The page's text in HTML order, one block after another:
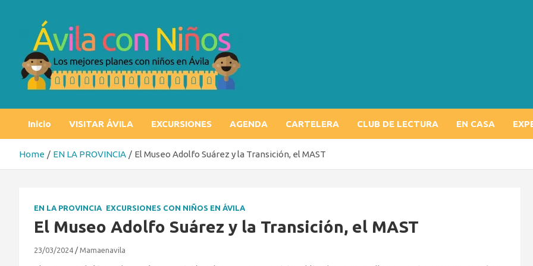
Inicio VISITAR ÁVILA EXCURSIONES AGENDA CARTELERA CLUB DE LECTURA EN CASA
Home EN LA PROVINCIA El Museo Adolfo Suárez y la Transición, el MAST
EN LA PROVINCIA EXCURSIONES CON NIÑOS EN ÁVILA
El Museo Adolfo Suárez y la Transición, el MAST
23/03/2024 Mamaenavila